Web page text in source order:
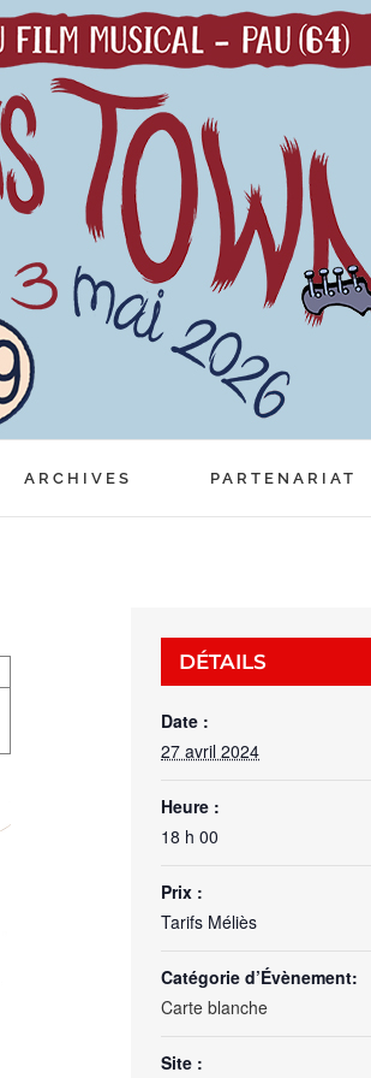
ARCHIVES PARTENARIAT
DÉTAILS
Date :
27 avril 2024
Heure :
18 h 00
Prix :
Tarifs Méliès
Catégorie d’Évènement:
Carte blanche
Site :